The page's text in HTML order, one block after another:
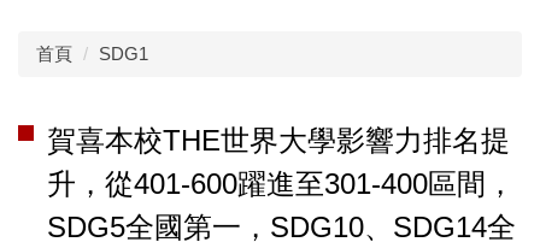
首頁 SDG1
賀喜本校THE世界大學影響力排名提
升，從401-600躍進至301-400區間，
SDG5全國第一，SDG10、SDG14全